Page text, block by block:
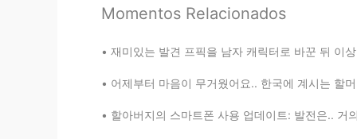
Jun
Momentos Relacionados
재미있는 발견 프픽을 남자 캐릭터로 바꾼 뒤 이상한 메세지들이 그만 들어
어제부터 마음이 무거웠어요.. 한국에 계시는 할머니가 산 가서 밤 주우러
할아버지의 스마트폰 사용 업데이트: 발전은.. 거의 없어요 ㅋㅋㅋㅋ 아직도